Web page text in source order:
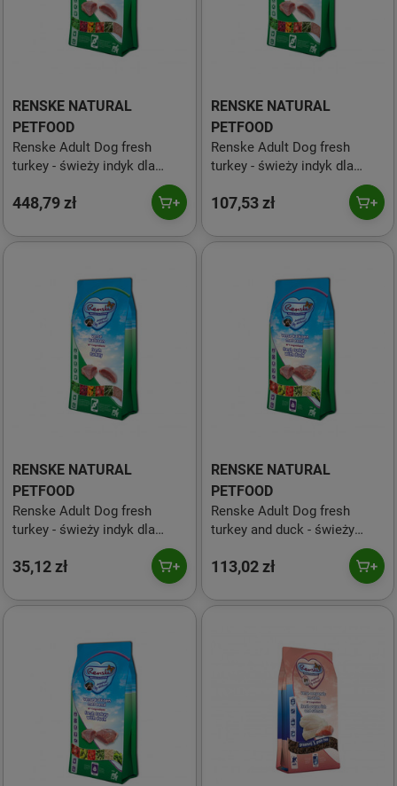
RENSKE NATURAL
PETFOOD
Renske Adult Dog fresh
turkey - świeży indyk dla
psów seniorów (bez zbóż) 12
kg
448,79 zł
RENSKE NATURAL
PETFOOD
Renske Adult Dog fresh
turkey - świeży indyk dla
psów seniorów (bez zbóż) 2
kg
107,53 zł
RENSKE NATURAL
PETFOOD
Renske Adult Dog fresh
turkey - świeży indyk dla
psów seniorów (bez zbóż)
600 g
35,12 zł
RENSKE NATURAL
PETFOOD
Renske Adult Dog fresh
turkey and duck - świeży
indyk i kaczka dla dorosłych
psów (bez zbóż) 2 kg
113,02 zł